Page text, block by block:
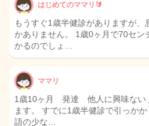
はじめてのママリ🔰
もうすぐ1歳半健診がありますが、
かありません。 1歳0ヶ月で70セン
かるのでしょ…
ママリ
1歳10ヶ月 発達 他人に興味ない
ます。 すでに1歳半健診で引っか
語の少な…